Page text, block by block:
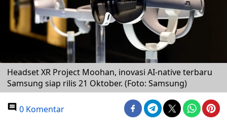
Headset XR Project Moohan, inovasi AI-native terbaru
Samsung siap rilis 21 Oktober. (Foto: Samsung)
0 Komentar